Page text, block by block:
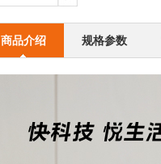
商品介绍 规格参数